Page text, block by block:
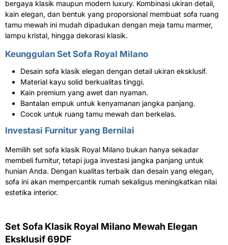
bergaya klasik maupun modern luxury. Kombinasi ukiran detail,
kain elegan, dan bentuk yang proporsional membuat sofa ruang
tamu mewah ini mudah dipadukan dengan meja tamu marmer,
lampu kristal, hingga dekorasi klasik.
Keunggulan Set Sofa Royal Milano
Desain sofa klasik elegan dengan detail ukiran eksklusif.
Material kayu solid berkualitas tinggi.
Kain premium yang awet dan nyaman.
Bantalan empuk untuk kenyamanan jangka panjang.
Cocok untuk ruang tamu mewah dan berkelas.
Investasi Furnitur yang Bernilai
Memilih set sofa klasik Royal Milano bukan hanya sekadar
membeli furnitur, tetapi juga investasi jangka panjang untuk
hunian Anda. Dengan kualitas terbaik dan desain yang elegan,
sofa ini akan mempercantik rumah sekaligus meningkatkan nilai
estetika interior.
Set Sofa Klasik Royal Milano Mewah Elegan
Eksklusif 69DF